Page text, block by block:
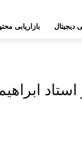
دیجیتال بازاریابی